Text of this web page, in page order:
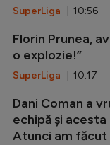
SuperLiga | 10:56
Florin Prunea,
o explozie!”
SuperLiga | 10:17
Dani Coman a
echipă și
Atunci am făcut